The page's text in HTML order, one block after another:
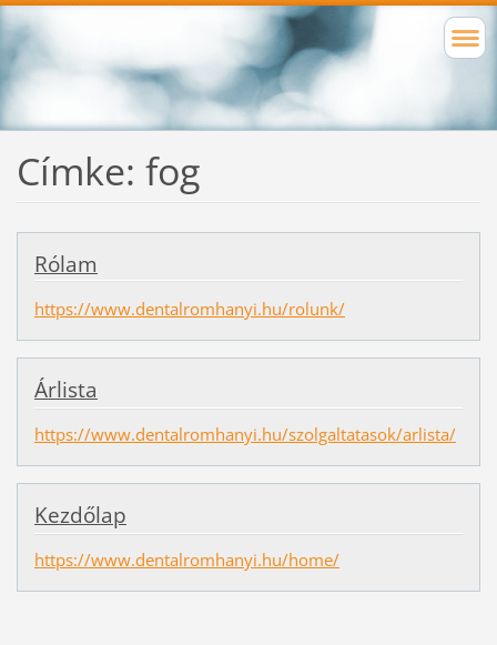
Címke: fog
Rólam
https://www.dentalromhanyi.hu/rolunk/
Árlista
https://www.dentalromhanyi.hu/szolgaltatasok/arlista/
Kezdőlap
https://www.dentalromhanyi.hu/home/